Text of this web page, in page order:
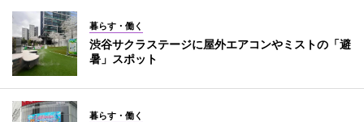
暮らす・働く
渋谷サクラステージに屋外エアコンやミストの「避
暑」スポット
暮らす・働く